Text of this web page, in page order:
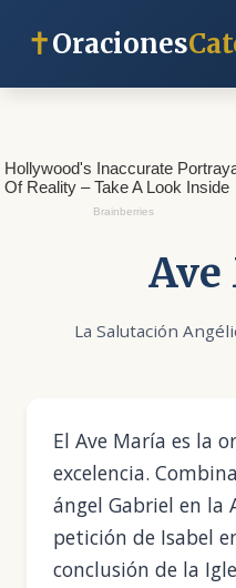
✝Oraciones
Ave
La Salutación
El Ave María es la
excelencia.
ángel Gabriel en la
petición de Isabel
conclusión de la